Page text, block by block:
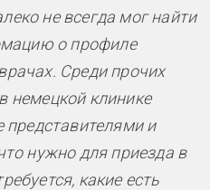
не всегда мог найти
о профиле
Среди прочих
немецкой клинике
представителями и
нужно для приезда в
какие есть